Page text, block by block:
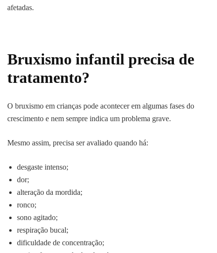
afetadas.
Bruxismo infantil precisa de
tratamento?
O bruxismo em crianças pode acontecer em algumas fases do
crescimento e nem sempre indica um problema grave.
Mesmo assim, precisa ser avaliado quando há:
desgaste intenso;
dor;
alteração da mordida;
ronco;
sono agitado;
respiração bucal;
dificuldade de concentração;